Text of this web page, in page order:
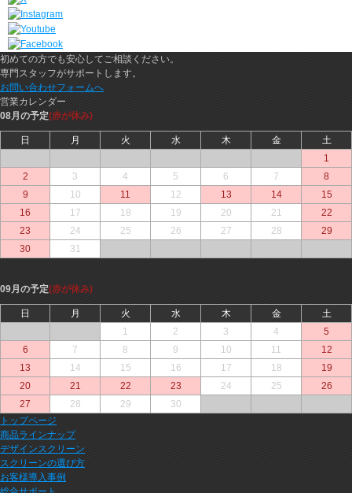
初めての方でも安心してご相談ください。
専門スタッフがサポートします。
お問い合わせフォームへ
営業カレンダー
08月の予定(赤が休み)
日 月 火 水 木 金
土
1
2
3 4 5 6 7
8
9
10 11 12 13 14
15
16
17 18 19 20 21
22
23
24 25 26 27 28
29
30
31
09月の予定(赤が休み)
日 月 火 水 木 金
土
1 2 3 4
5
6
7 8 9 10 11
12
13
14 15 16 17 18
19
20
21 22 23 24 25
26
27
28 29 30
トップページ
商品ラインナップ
デザインスクリーン
スクリーンの選び方
お客様導入事例